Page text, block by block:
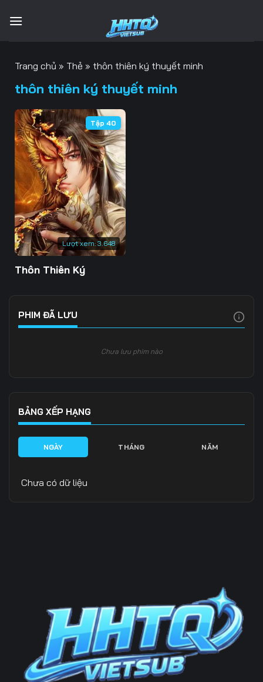
qua
Trang chủ » Thẻ » thôn thiên ký thuyết minh
thôn thiên ký thuyết minh
Lượt xem: 3.648
Tập 40
Thôn Thiên Ký
PHIM ĐÃ LƯU
Chưa lưu phim nào
BẢNG XẾP HẠNG
NGÀY THÁNG NĂM
Chưa có dữ liệu